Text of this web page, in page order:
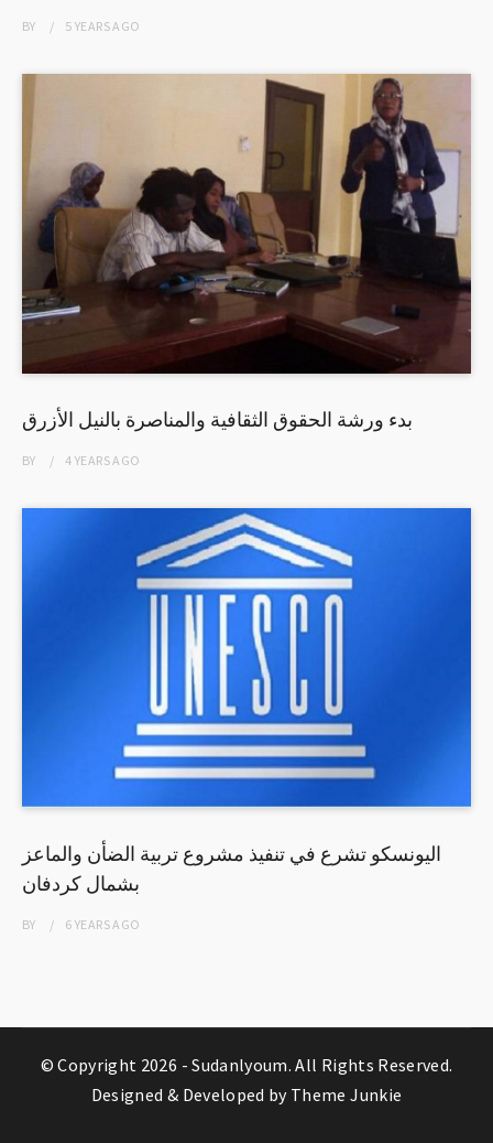
BY 5 YEARSAGO
بدء ورشة الحقوق الثقافية والمناصرة بالنيل الأزرق
BY 4 YEARSAGO
اليونسكو تشرع في تنفيذ مشروع تربية الضأن والماعز
بشمال كردفان
BY 6 YEARSAGO
© Copyright 2026 -Sudanlyoum. All Rights Reserved.
Designed & Developed by Theme Junkie